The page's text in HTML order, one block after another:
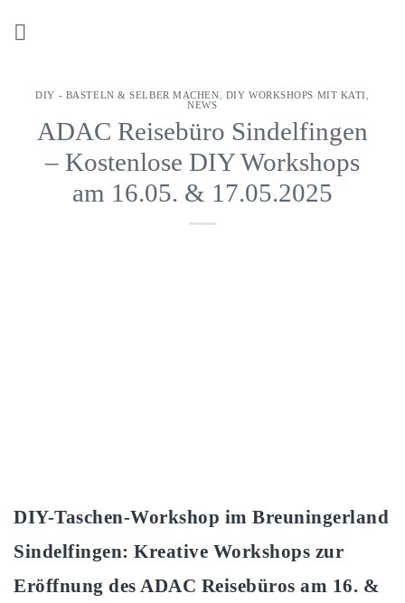
DIY - BASTELN & SELBER MACHEN DIY WORKSHOPS MIT KATI
NEWS
ADAC Reisebüro Sindelfingen
– Kostenlose DIY Workshops
am 16.05. & 17.05.2025
DIY-Taschen-Workshop im Breuningerland
Sindelfingen: Kreative Workshops zur
Eröffnung des ADAC Reisebüros am 16. &